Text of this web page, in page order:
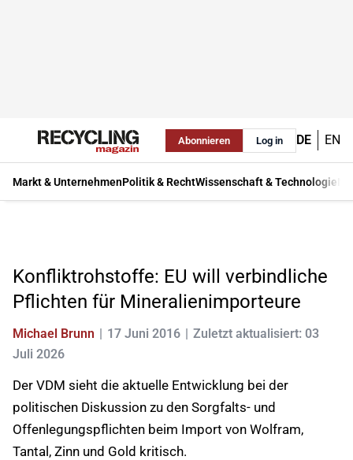
Abonnieren Log in DE EN
Markt & UnternehmenPolitik & RechtWissenschaft & Technologie
Konfliktrohstoffe: EU will verbindliche
Pflichten für Mineralienimporteure
Michael Brunn 17 Juni 2016
Zuletzt aktualisiert: 03
Juli 2026
Der VDM sieht die aktuelle Entwicklung bei der
politischen Diskussion zu den Sorgfalts- und
Offenlegungspflichten beim Import von Wolfram,
Tantal, Zinn und Gold kritisch.